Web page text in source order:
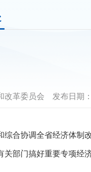
改革委员会 发布日期：
协调全省经济体制改
关部门搞好重要专项经